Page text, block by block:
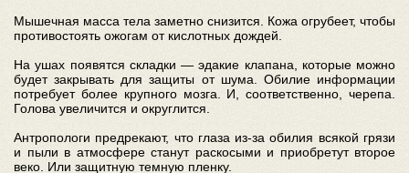
Мышечная масса тела заметно снизится. Кожа огрубеет, чтобы
противостоять ожогам от кислотных дождей.
На ушах появятся складки — эдакие клапана, которые можно
будет закрывать для защиты от шума. Обилие информации
потребует более крупного мозга. И, соответственно, черепа.
Голова увеличится и округлится.
Антропологи предрекают, что глаза из-за обилия всякой грязи
и пыли в атмосфере станут раскосыми и приобретут второе
веко. Или защитную темную пленку.